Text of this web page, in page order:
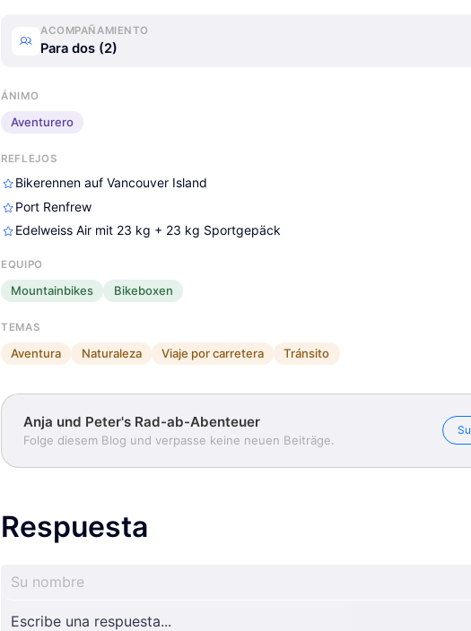
ACOMPAÑAMIENTO
Para dos (2)
ÁNIMO
Aventurero
REFLEJOS
Bikerennen auf Vancouver Island
Port Renfrew
Edelweiss Air mit 23 kg + 23 kg Sportgepäck
EQUIPO
Mountainbikes Bikeboxen
TEMAS
Aventura Naturaleza Viaje por carretera Tránsito
Anja und Peter's Rad-ab-Abenteuer
Folge diesem Blog und verpasse keine neuen Beiträge.
Respuesta